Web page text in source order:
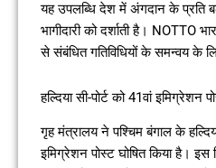
यह उपलब्धि देश में अंगदान के प्रति
भागीदारी को दर्शाती है। NOTTO
से संबंधित गतिविधियों के समन्वय के
हल्दिया सी-पोर्ट को 41वां इमिग्रेशन
गृह मंत्रालय ने पश्चिम बंगाल के
इमिग्रेशन पोस्ट घोषित किया है। इस